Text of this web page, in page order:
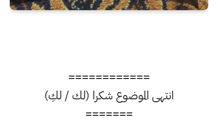
============
انتهى الموضوع شكرا (لك / لكِ)
=======